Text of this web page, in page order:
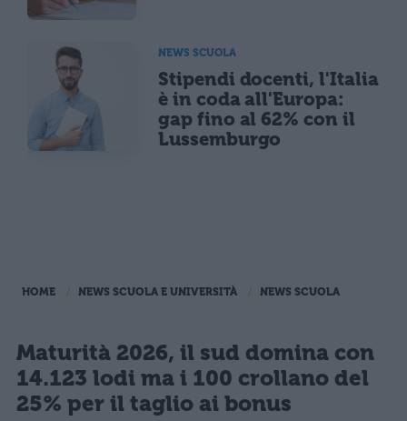
NEWS SCUOLA
Stipendi docenti, l'Italia
è in coda all'Europa:
gap fino al 62% con il
Lussemburgo
HOME NEWS SCUOLA E UNIVERSITÀ NEWS SCUOLA
Maturità 2026, il sud domina con
14.123 lodi ma i 100 crollano del
25% per il taglio ai bonus